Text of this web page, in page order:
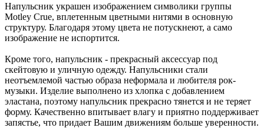
Напульсник украшен изображением символики группы
Motley Crue, вплетенным цветными нитями в основную
структуру. Благодаря этому цвета не потускнеют, а само
изображение не испортится.
Кроме того, напульсник - прекрасный аксессуар под
скейтовую и уличную одежду. Напульсники стали
неотъемлемой частью образа неформала и любителя рок-
музыки. Изделие выполнено из хлопка с добавлением
эластана, поэтому напульсник прекрасно тянется и не теряет
форму. Качественно впитывает влагу и приятно поддерживает
запястье, что придает Вашим движениям больше уверенности.